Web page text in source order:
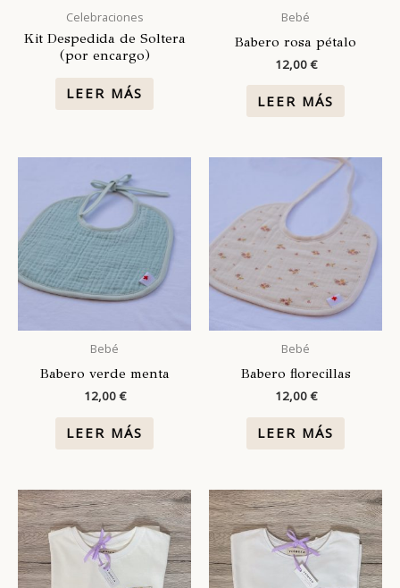
Celebraciones
Kit Despedida de Soltera
(por encargo)
LEER MÁS
Bebé
Babero rosa pétalo
12,00€
LEER MÁS
Bebé
Babero verde menta
12,00€
LEER MÁS
Bebé
Babero florecillas
12,00€
LEER MÁS